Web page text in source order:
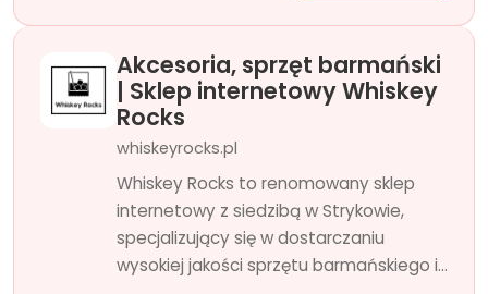
Akcesoria, sprzęt barmański
| Sklep internetowy Whiskey
Rocks
whiskeyrocks.pl
Whiskey Rocks to renomowany sklep
internetowy z siedzibą w Strykowie,
specjalizujący się w dostarczaniu
wysokiej jakości sprzętu barmańskiego i...